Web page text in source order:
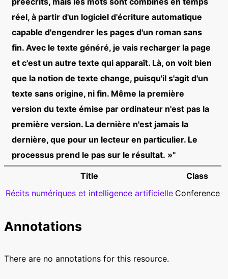
réel, à partir d'un logiciel d'écriture automatique
capable d'engendrer les pages d'un roman sans
fin. Avec le texte généré, je vais recharger la page
et c'est un autre texte qui apparaît. Là, on voit bien
que la notion de texte change, puisqu'il s'agit d'un
texte sans origine, ni fin. Même la première
version du texte émise par ordinateur n'est pas la
première version. La dernière n'est jamais la
dernière, que pour un lecteur en particulier. Le
processus prend le pas sur le résultat. »"
Title
Class
Récits numériques et intelligence artificielle Conference
Annotations
There are no annotations for this resource.